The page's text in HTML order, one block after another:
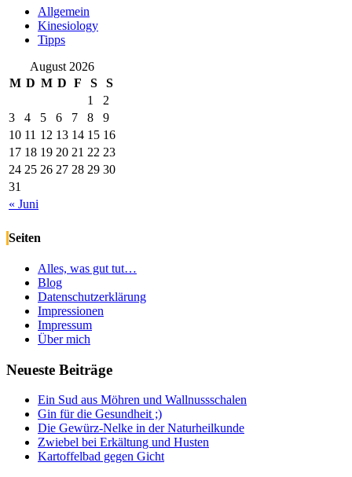
Allgemein
Kinesiology
Tipps
August 2026
M D M D F S S
« Juni
1
2
3
4 5 6 7 8
9
10 11 12 13 14 15 16
17 18 19 20 21 22 23
24 25 26 27 28 29 30
31
Seiten
Alles, was gut tut…
Blog
Datenschutzerklärung
Impressionen
Impressum
Über mich
Neueste Beiträge
Ein Sud aus Möhren und Wallnussschalen
Gin für die Gesundheit ;)
Die Gewürz-Nelke in der Naturheilkunde
Zwiebel bei Erkältung und Husten
Kartoffelbad gegen Gicht